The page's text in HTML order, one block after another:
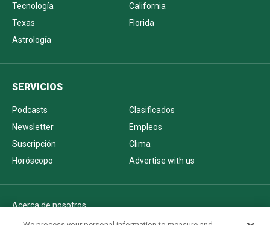
Tecnología
California
Texas
Florida
Astrología
SERVICIOS
Podcasts
Clasificados
Newsletter
Empleos
Suscripción
Clima
Horóscopo
Advertise with us
Acerca de nosotros
Politica de privacidad